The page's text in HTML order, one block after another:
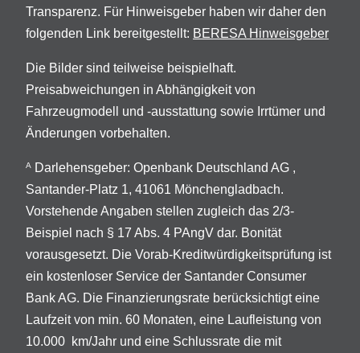
Transparenz. Für Hinweisgeber haben wir daher den
folgenden Link bereitgestellt: BERESA Hinweisgeber
Die Bilder sind teilweise beispielhaft.
Preisabweichungen in Abhängigkeit von
Fahrzeugmodell und -ausstattung sowie Irrtümer und
Änderungen vorbehalten.
A
Darlehensgeber: Openbank Deutschland AG ,
Santander-Platz 1, 41061 Mönchengladbach.
Vorstehende Angaben stellen zugleich das 2/3-
Beispiel nach § 17 Abs. 4 PAngV dar. Bonität
vorausgesetzt. Die Vorab-Kreditwürdigkeitsprüfung ist
ein kostenloser Service der Santander Consumer
Bank AG. Die Finanzierungsrate berücksichtigt eine
Laufzeit von min. 60 Monaten, eine Laufleistung von
10.000 km/Jahr und eine Schlussrate die mit